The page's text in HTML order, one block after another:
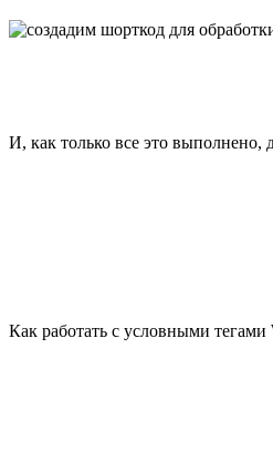
И, как только все это
Как работать с условными